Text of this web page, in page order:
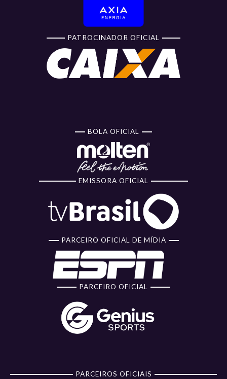
PATROCINADOR OFICIAL
BOLA OFICIAL
EMISSORA OFICIAL
PARCEIRO OFICIAL DE MÍDIA
PARCEIRO OFICIAL
PARCEIROS OFICIAIS